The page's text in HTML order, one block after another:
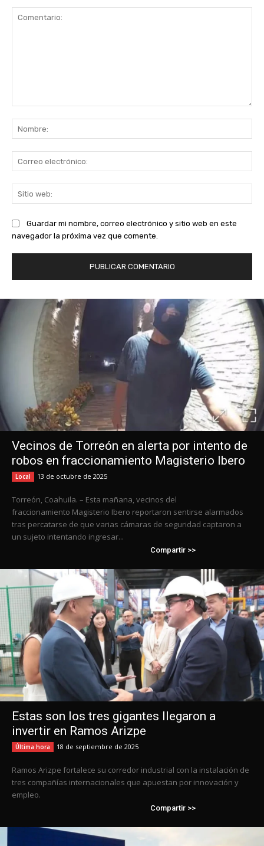
Guardar mi nombre, correo electrónico y sitio web en este
navegador la próxima vez que comente.
Vecinos de Torreón en alerta por intento de
robos en fraccionamiento Magisterio Ibero
Local 13 de octubre de 2025
Torreón, Coahuila. – Esta mañana, vecinos del
fraccionamiento Magisterio Ibero reportaron sentirse alarmados
tras percatarse de que varias cámaras de seguridad captaron a
un sujeto intentando ingresar...
Compartir >>
Estas son los tres gigantes llegaron a
invertir en Ramos Arizpe
Última hora 18 de septiembre de 2025
Ramos Arizpe fortalece su corredor industrial con la instalación de
tres compañías internacionales que apuestan por innovación y
empleo.
Compartir >>